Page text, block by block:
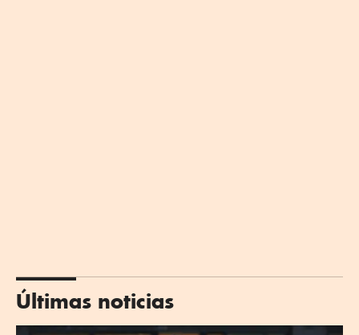
Últimas noticias